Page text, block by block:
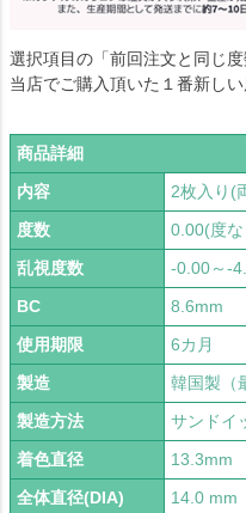
選択項目の「前回注文と同じ
当店でご購入頂いた１番新し
商品詳細
内容
2枚入り(
度数
0.00(度
乱視度数
-0.00～-
BC
8.6mm
使用期限
6カ月
製造
韓国製（
製造方法
サンドイ
着色直径
13.3mm
全体直径(DIA)
14.0 mm